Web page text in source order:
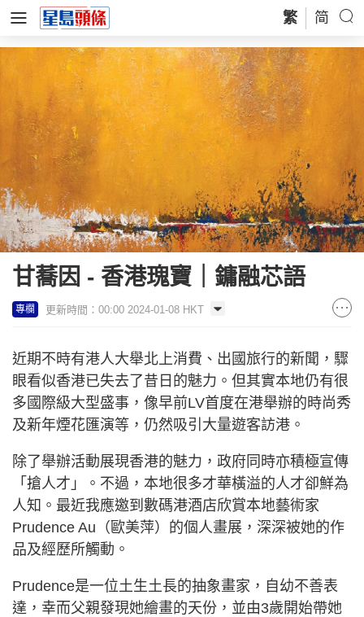
繁 简
甘蕎因 - 香港瑰寶｜鏞融芯語
專欄 更新時間：00:00 2024-01-08 HKT
近期不時有港人大舉北上消費、出國旅行的新聞，驟
眼看似香港已失去了昔日的魅力。但其實本地仍有很
多國際級大型盛事，像早前LV首度在港舉辦的時尚秀
及新年煙花匯演等，仍然吸引大量遊客訪港。
除了舉辦活動展現香港的魅力，政府同時亦積極宣傳
「搶人才」。不過，本地很多才華橫溢的人才卻鮮為
人知。最近我應邀到數碼港酒店欣賞本地藝術家
Prudence Au（歐美萍）的個人畫展，深深被她的作
品及經歷所觸動。
Prudence是一位土生土長的抽象畫家，自幼不善表
達，幸而父親發現她繪畫的天份，並由3歲開始帶她